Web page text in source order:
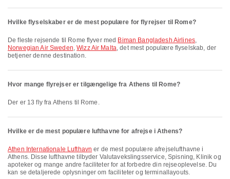
Hvilke flyselskaber er de mest populære for flyrejser til Rome?
De fleste rejsende til Rome flyver med Biman Bangladesh Airlines,
Norwegian Air Sweden,Wizz Air Malta, det mest populære flyselskab, der
betjener denne destination.
Hvor mange flyrejser er tilgængelige fra Athens til Rome?
Der er 13 fly fra Athens til Rome.
Hvilke er de mest populære lufthavne for afrejse i Athens?
Athen Internationale Lufthavn er de mest populære afrejselufthavne i
Athens. Disse lufthavne tilbyder Valutavekslingsservice, Spisning, Klinik og
apoteker og mange andre faciliteter for at forbedre din rejseoplevelse. Du
kan se detaljerede oplysninger om faciliteter og terminallayouts.